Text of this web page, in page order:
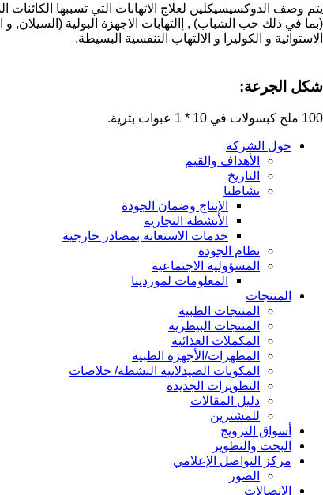
يتم وصف الدوكسيسيكلين لعلاج الاتهابات التي تسببها
(بما في ذلك حب الشباب) , إالتهابات الاجهزة البولية (السيلان, و
الاستوائية و الكوليرا و الالتهاب التنفسية البسيطة.
شكل الجرعة:
100 ملج كبسولات في 10 * 1 عبوات بثرية.
حول الشركة
الأهداف والقيم
التاريخ
نشاطنا
الإنتاج وضمان الجودة
الأنشطة التجارية
خدمات الاستعانة بمصادر خارجية
نظام الجودة
المسؤولية الاجتماعية
المعلومات لموردينا
المنتجات
المنتجات الطبية
المنتجات البيطرية
المكملات الغذائية
المطهرات/الأجهزة الطبية
المكونات الصيدلانية النشطة/ خلاصات
التطويرات الجديدة
دليل المقالات
للمشترين
أسواق الترويج
البحث والتطوير
مركز التواصل الإعلامي
الصور
الاتصالات